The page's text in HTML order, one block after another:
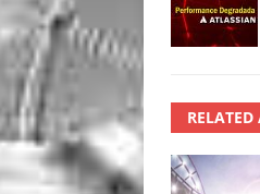
RELATED